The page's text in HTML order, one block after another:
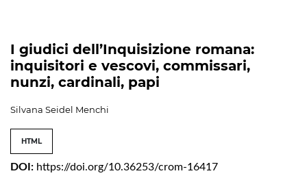
I giudici dell’Inquisizione romana:
inquisitori e vescovi, commissari,
nunzi, cardinali, papi
Silvana Seidel Menchi
HTML
DOI: https://doi.org/10.36253/crom-16417